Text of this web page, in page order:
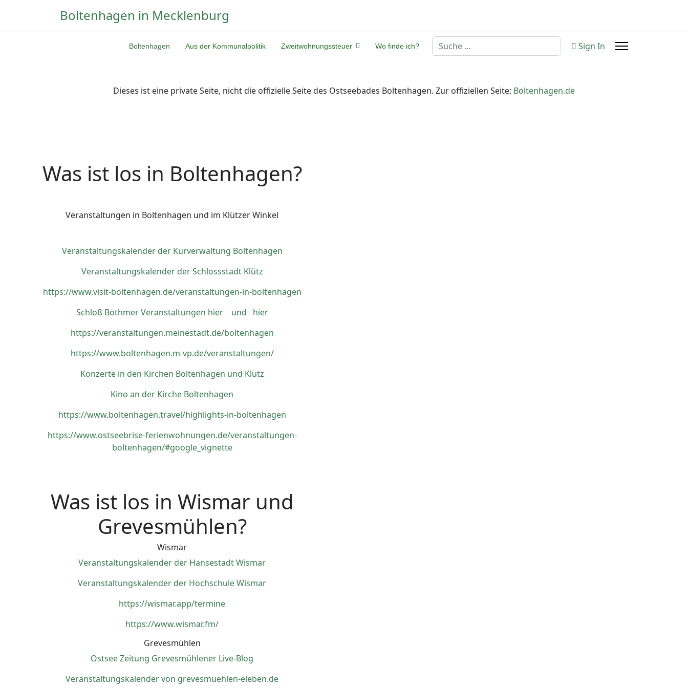
Boltenhagen in Mecklenburg
Boltenhagen Aus der Kommunalpolitik Zweitwohnungssteuer Wo finde ich? Suchen Sign In
Dieses ist eine private Seite, nicht die offizielle Seite des Ostseebades Boltenhagen. Zur offiziellen Seite: Boltenhagen.de
Was ist los in Boltenhagen?
Veranstaltungen in Boltenhagen und im Klützer Winkel
Veranstaltungskalender der Kurverwaltung Boltenhagen
Veranstaltungskalender der Schlossstadt Klütz
https://www.visit-boltenhagen.de/veranstaltungen-in-boltenhagen
Schloß Bothmer Veranstaltungen hier
und hier
https://veranstaltungen.meinestadt.de/boltenhagen
https://www.boltenhagen.m-vp.de/veranstaltungen/
Konzerte in den Kirchen Boltenhagen und Klütz
Kino an der Kirche Boltenhagen
https://www.boltenhagen.travel/highlights-in-boltenhagen
https://www.ostseebrise-ferienwohnungen.de/veranstaltungen-
boltenhagen/#google_vignette
Was ist los in Wismar und
Grevesmühlen?
Wismar
Veranstaltungskalender der Hansestadt Wismar
Veranstaltungskalender der Hochschule Wismar
https://wismar.app/termine
https://www.wismar.fm/
Grevesmühlen
Ostsee Zeitung Grevesmühlener Live-Blog
Veranstaltungskalender von grevesmuehlen-eleben.de